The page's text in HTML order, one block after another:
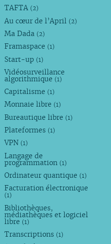
TAFTA (2)
Au cœur de l’April (2)
Ma Dada (2)
Framaspace (1)
Start-up (1)
Vidéosurveillance
algorithmique (1)
Capitalisme (1)
Monnaie libre (1)
Bureautique libre (1)
Plateformes (1)
VPN (1)
Langage de
programmation (1)
Ordinateur quantique (1)
Facturation électronique
(1)
Bibliothèques,
médiathèques et logiciel
libre (1)
Transcriptions (1)